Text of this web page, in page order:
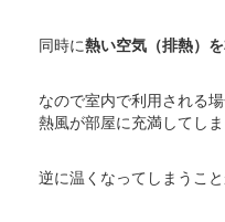
同時に熱い空気（排熱）
なので室内で利用される
熱風が部屋に充満してしま
逆に温くなってしまうこと